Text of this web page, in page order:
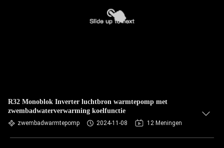
R32 Monoblok Inverter luchtbron warmtepomp met
zwembadwaterverwarming koelfunctie
zwembadwarmtepomp 2024-11-08 12 Meningen